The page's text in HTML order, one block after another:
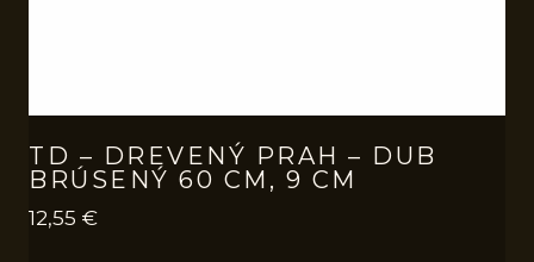
TD – DREVENÝ PRAH – DUB
BRÚSENÝ 60 CM, 9 CM
12,55 €